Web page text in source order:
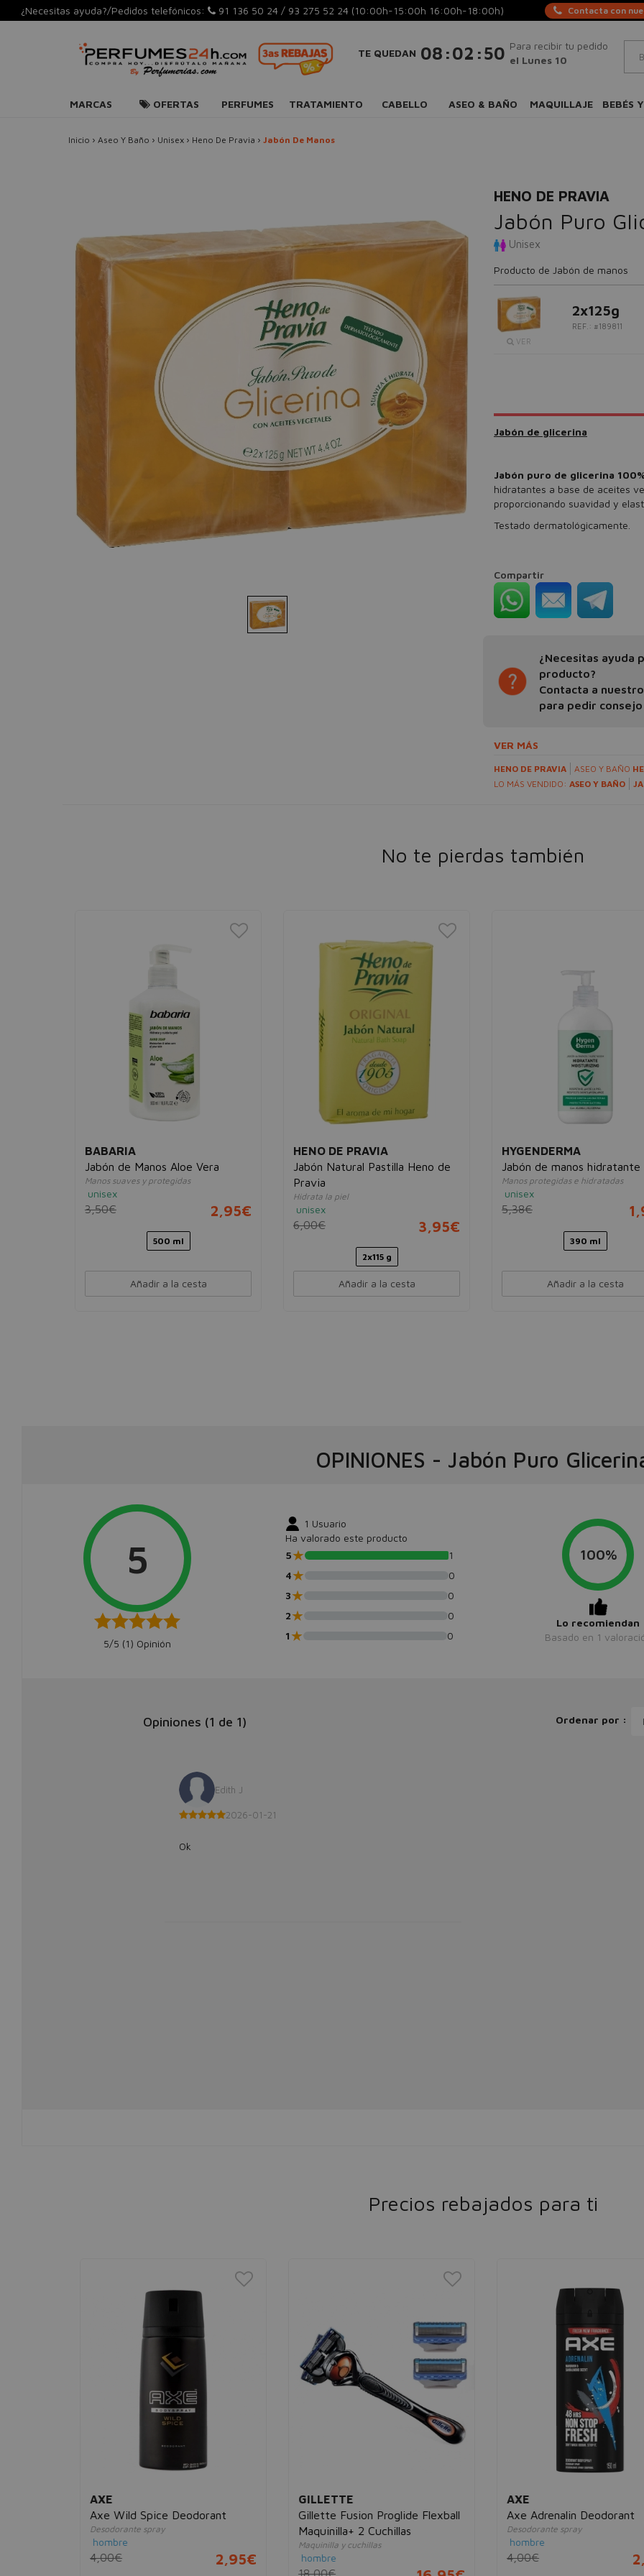
¿Necesitas ayuda?/Pedidos telefónicos: 91 136 50 24 / 93 275 52 24 (10:00h-15:00h 16:00h-18:00h) Contacta con
TE QUEDAN 08 :02 :49 Para recibir tu pedido
el Lunes 10
MARCAS OFERTAS PERFUMES TRATAMIENTO CABELLO ASEO & BAÑO MAQUILLAJE BEBÉS
Inicio › Aseo Y Baño › Unisex › Heno De Pravia › Jabón De Manos
HENO DE PRAVIA
Jabón Puro
Unisex
Producto de Jabón de manos
VER
2x125g
REF.: #189811
Jabón de glicerina
Jabón puro de glicerina
hidratantes a base de aceites
proporcionando suavidad y
Testado dermatológicamente.
Compartir
¿Necesitas ayuda
producto?
Contacta a
para pedir consejo
VER MÁS
HENO DE PRAVIA ASEO Y BAÑO
LO MÁS VENDIDO: ASEO Y BAÑO
No te pierdas también
BABARIA
Jabón de Manos Aloe Vera
Manos suaves y protegidas
unisex
3,50€ 2,95€
500 ml
Añadir a la cesta
HENO DE PRAVIA
Jabón Natural Pastilla Heno de
Pravia
Hidrata la piel
unisex
6,00€ 3,95€
2x115 g
Añadir a la cesta
HYGENDERMA
Jabón de manos hidratante
Manos protegidas e hidratadas
unisex
5,38€
390 ml
Añadir a la cesta
OPINIONES - Jabón Puro
5
5/5 (1) Opinión
1 Usuario
Ha valorado este producto
5★
1
4★
0
3★
0
2★
0
1★ 0
100%
Lo recomiendan
Basado en 1
Opiniones (1 de 1) Ordenar por :
Edith J
2026-01-21
Ok
Precios rebajados para ti
AXE
Axe Wild Spice Deodorant
Desodorante spray
hombre
4,00€ 2,95€
GILLETTE
Gillette Fusion Proglide Flexball
Maquinilla+ 2 Cuchillas
Maquinilla y cuchillas
hombre
18,00€
AXE
Axe Adrenalin Deodorant
Desodorante spray
hombre
4,00€